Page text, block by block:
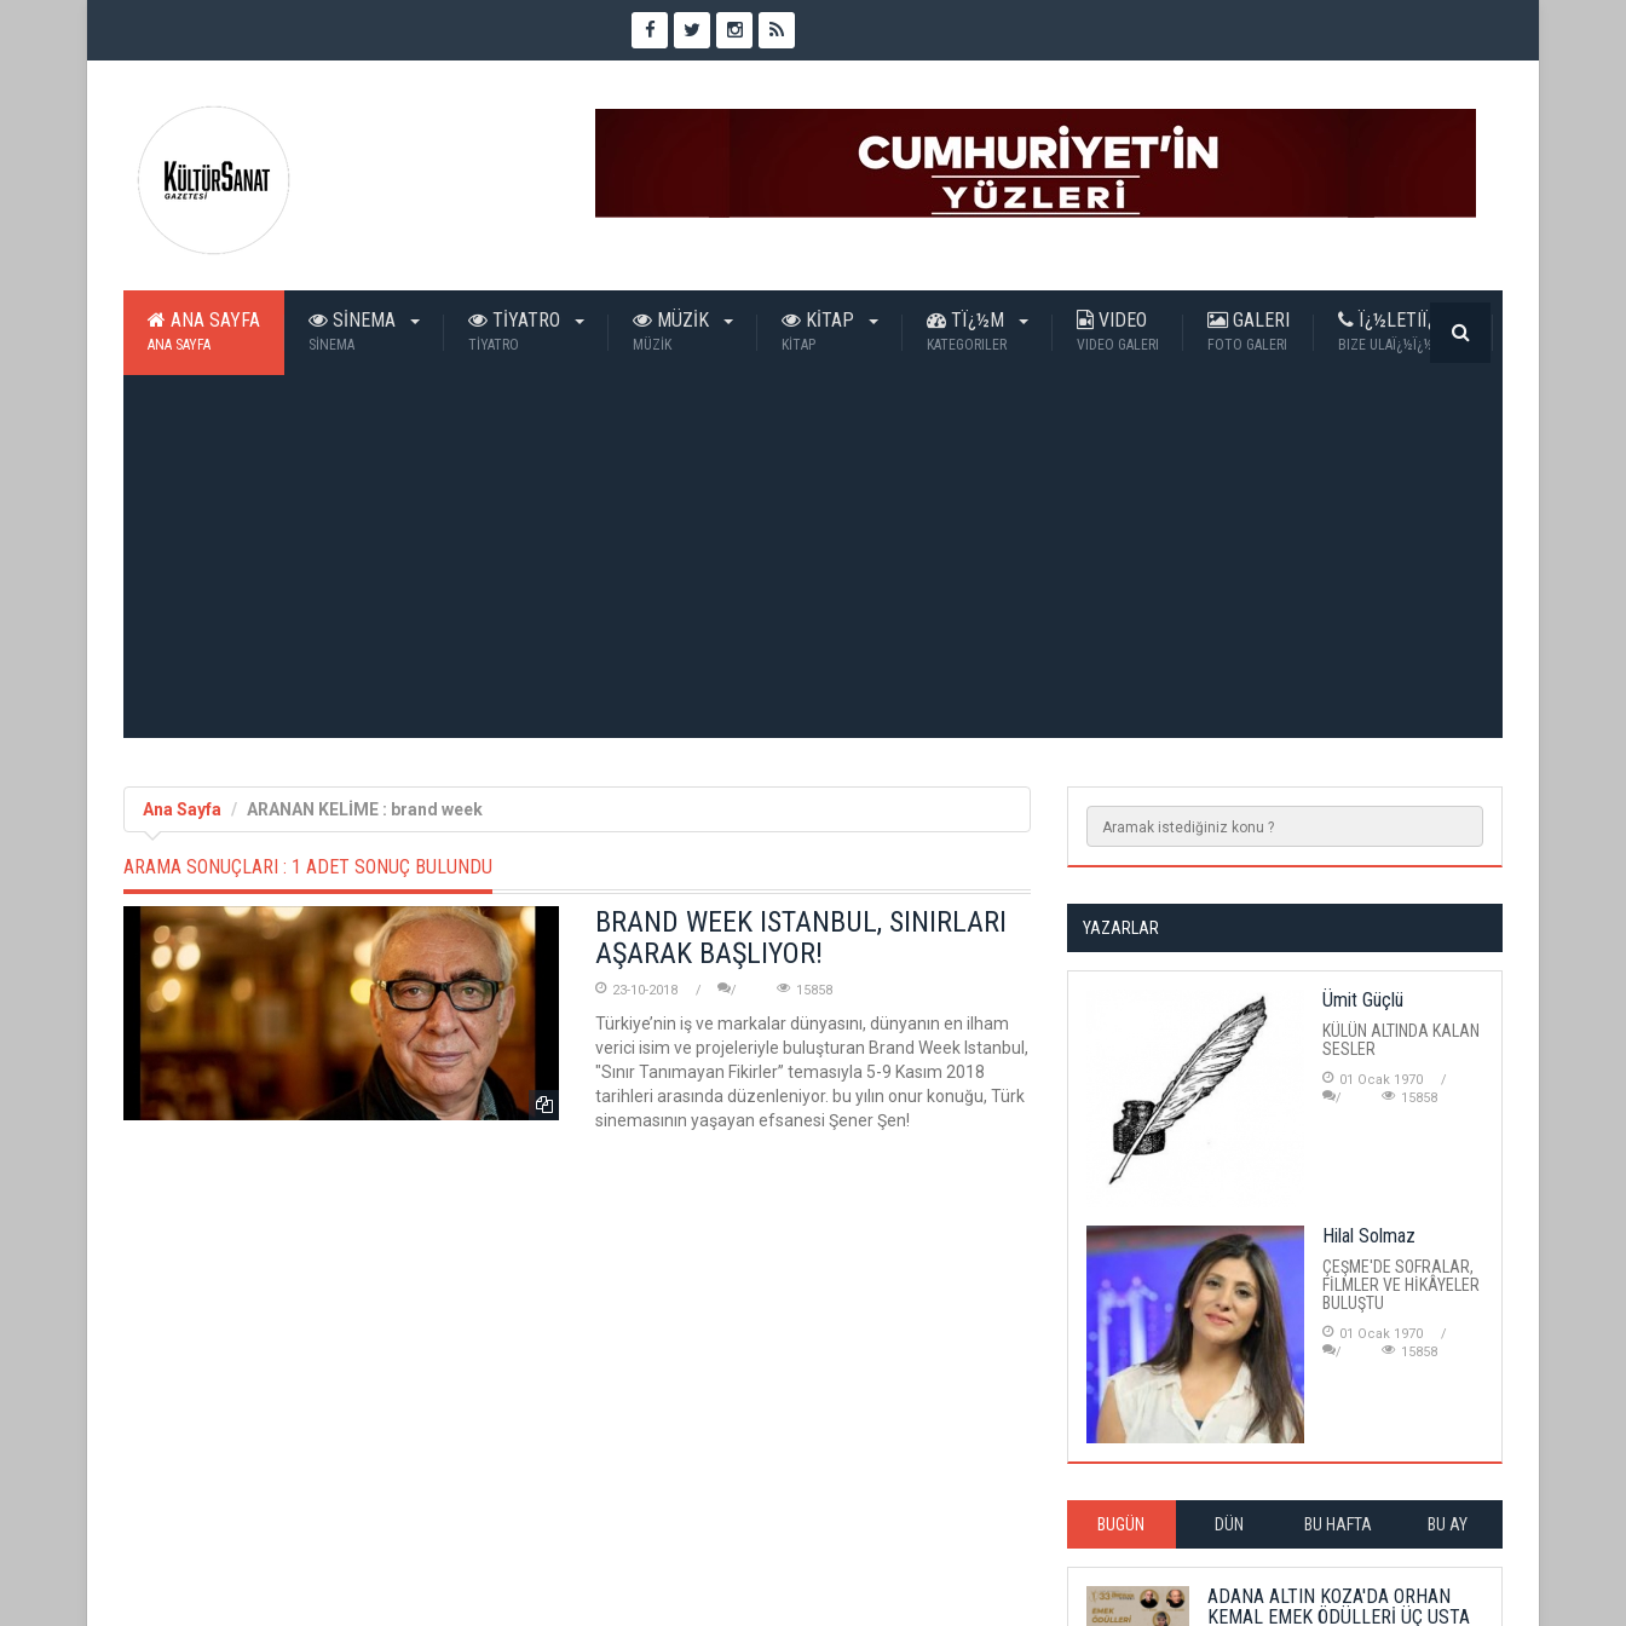
ANA SAYFA
ANA SAYFA
SİNEMA
SİNEMA
TİYATRO
TİYATRO
MÜZİK
MÜZİK
KİTAP
KİTAP
TÏ¿½M
KATEGORILER
VIDEO
VIDEO GALERI
GALERI
FOTO GALERI
Ï¿½LETIÏ¿½IM
BIZE ULAÏ¿½Ï¿½N
Ana Sayfa ARANAN KELİME : brand week
ARAMA SONUÇLARI : 1 ADET SONUÇ BULUNDU
BRAND WEEK ISTANBUL, SINIRLARI
AŞARAK BAŞLIYOR!
23-10-2018 15858
Türkiye’nin iş ve markalar dünyasını, dünyanın en ilham
verici isim ve projeleriyle buluşturan Brand Week Istanbul,
"Sınır Tanımayan Fikirler” temasıyla 5-9 Kasım 2018
tarihleri arasında düzenleniyor. bu yılın onur konuğu, Türk
sinemasının yaşayan efsanesi Şener Şen!
YAZARLAR
Ümit Güçlü
KÜLÜN ALTINDA KALAN
SESLER
01 Ocak 1970
15858
Hilal Solmaz
ÇEŞME'DE SOFRALAR,
FİLMLER VE HİKÂYELER
BULUŞTU
01 Ocak 1970
15858
BUGÜN DÜN BU HAFTA BU AY
ADANA ALTIN KOZA'DA ORHAN
KEMAL EMEK ÖDÜLLERİ ÜÇ USTA